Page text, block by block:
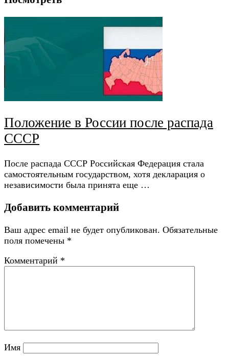
Положение в России после распада
СССР
После распада СССР Российская Федерация стала
самостоятельным государством, хотя декларация о
независимости была принята еще …
Добавить комментарий
Ваш адрес email не будет опубликован. Обязательные
поля помечены *
Комментарий *
Имя